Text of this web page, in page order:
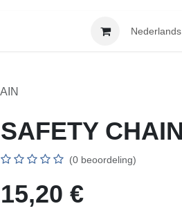
Nederlands
SAFETY CHAIN
(0 beoordeling)
15,20€